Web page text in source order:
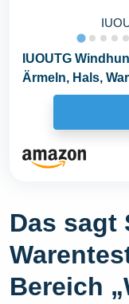
IUOUTG
Ärmeln, Hals,
Overalls...
Das sagt
Bereich